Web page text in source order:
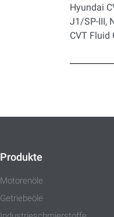
Hyundai
J1/SP-III,
CVT Fluid
Produkte
Motorenöle
Getriebeöle